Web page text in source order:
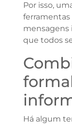
Por isso,
mensagens
que todos
Há algum